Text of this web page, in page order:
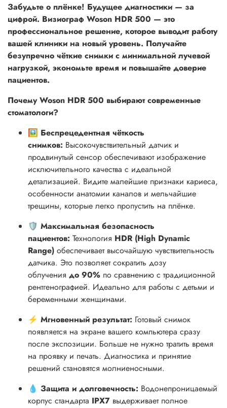
Забудьте о плёнке! Будущее диагностики — за
цифрой. Визиограф Woson HDR 500 — это
профессиональное решение, которое выводит работу
вашей клиники на новый уровень. Получайте
безупречно чёткие снимки с минимальной лучевой
нагрузкой, экономьте время и повышайте доверие
пациентов.
Почему Woson HDR 500 выбирают современные
стоматологи?
🖼️ Беспрецедентная чёткость
снимков: Высокочувствительный датчик и
продвинутый сенсор обеспечивают изображение
исключительного качества с идеальной
детализацией. Видите малейшие признаки кариеса,
особенности анатомии каналов и мельчайшие
трещины, которые легко пропустить на плёнке.
🛡️ Максимальная безопасность
пациентов: Технология HDR (High Dynamic
Range) обеспечивает высочайшую чувствительность
датчика. Это позволяет сократить дозу
облучения до 90% по сравнению с традиционной
рентгенографией. Идеально для работы с детьми и
беременными женщинами.
⚡ Мгновенный результат: Готовый снимок
появляется на экране вашего компьютера сразу
после экспозиции. Больше не нужно тратить время
на проявку и печать. Диагностика и принятие
решений становятся молниеносными.
💧 Защита и долговечность: Водонепроницаемый
корпус стандарта IPX7 выдерживает полное